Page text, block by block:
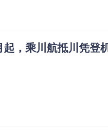
，乘川航抵川凭登